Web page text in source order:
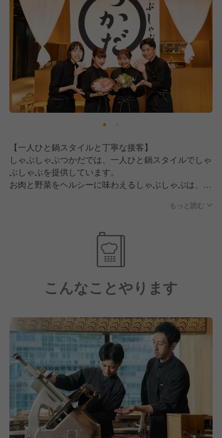
ているのは、明るく前向きな姿勢です。
「食が好き」「人が好き」という想いを持った仲間が
集まっています。
そして、私たちが特に大切にしているのは、次の3つ
です。
■コミュニケーション能力
お客様はもちろん、生産者の方々やスタッフ同士、
様々な人と関わりながら仕事を進めていくため、人と
話すことが好きな方に向いています。
特にインバウンドのお客様も多く、語学スキルを活か
せる・磨ける環境です。
■ミッションへの共感
厳選された食材を大切にし、ゲストの特別な時間を演
出したいという想いに共感してくれる方を歓迎してい
足してもらいたい」そんな想いを持っている方には、
きっと働きがいを感じていただけるはずです。
安定よりもチャレンジを楽しめる方、キャリアをどん
成長する会社の中で、自分自身も大きく成長したいと
いう前向きな想いを持った方のご応募を、心よりお待
ちしております。
【一人ひと鍋スタイルと丁寧な接客】
しゃぶしゃぶつかだでは、一人ひと鍋スタイルでしゃ
ぶしゃぶを提供しています。
お肉と野菜をヘルシーに味わえるしゃぶしゃぶは、忙
息つける休息の場を提供したいという想いから生まれ
接客においても、単に料理を運ぶだけではなく、お客
様の目の前で調理をサポートする場面があります。
丁寧なサービスを通じて、ゲストの特別な時間を演出
だからこそ店長とは、単なる店舗管理や料理を運ぶの
ではなく、厳選された食材を大切にし、丁寧なサービ
スを通じてゲストの特別な時間を演出することが、大
きな役割だと考えます。
忙しい現代人のための心安らぐ休息の場として、チー
ム全体で「ゲストの特別な時間を演出する店づくり」
を目指してまいります。
もっと読む
こんなことやります